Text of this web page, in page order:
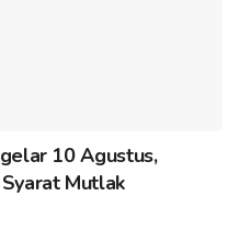
10 Agustus,
Mutlak